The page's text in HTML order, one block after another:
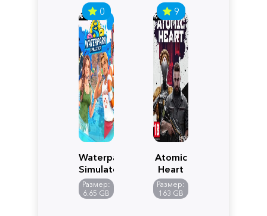
0
Waterpark
Simulator
Размер:
6.65 GB
9
Atomic
Heart
Размер:
163 GB